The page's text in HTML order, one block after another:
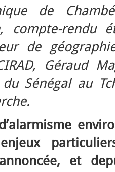
de
compte-rendu
de
Géraud
Sénégal au
et